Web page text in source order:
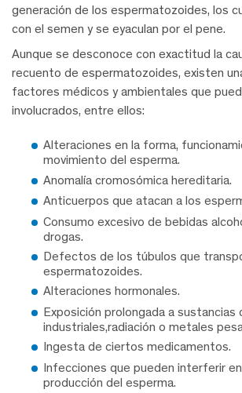
generación de los espermatozoides, los
con el semen y se eyaculan por el pene.
Aunque se desconoce con exactitud la
recuento de espermatozoides, existen
factores médicos y ambientales que
involucrados, entre ellos:
Alteraciones en la forma,
movimiento del esperma.
Anomalía cromosómica hereditaria.
Anticuerpos que atacan a los
Consumo excesivo de bebidas
drogas.
Defectos de los túbulos que
espermatozoides.
Alteraciones hormonales.
Exposición prolongada a sustancias
industriales,radiación o metales
Ingesta de ciertos medicamentos.
Infecciones que pueden interferir
producción del esperma.